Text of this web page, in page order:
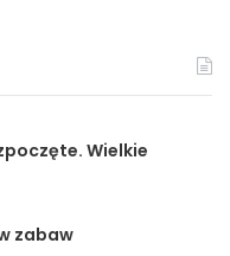
Wielkie
zabaw